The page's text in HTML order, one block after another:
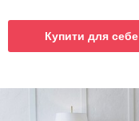
Купити для себе